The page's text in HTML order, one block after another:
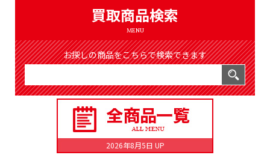
買取商品検索
MENU
お探しの商品をこちらで検索できます
2026年8月5日 UP